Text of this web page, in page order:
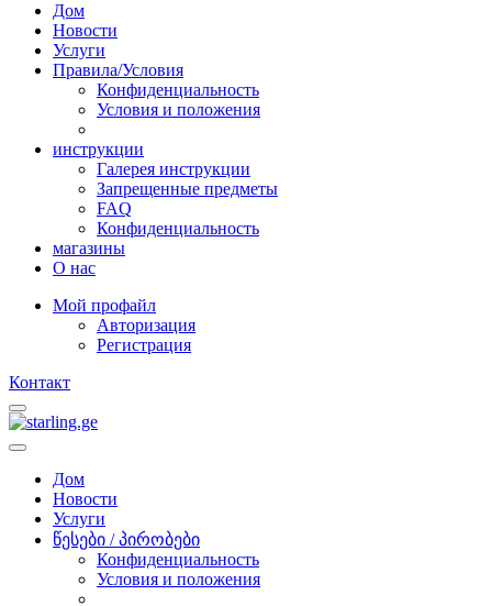
Дом
Новости
Услуги
Правила/Условия
Конфиденциальность
Условия и положения
инструкции
Галерея инструкции
Запрещенные предметы
FAQ
Конфиденциальность
магазины
O нас
Мой профайл
Авторизация
Регистрация
Контакт
Дом
Новости
Услуги
წესები / პირობები
Конфиденциальность
Условия и положения